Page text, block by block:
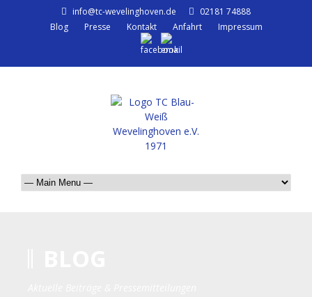
info@tc-wevelinghoven.de
02181 74888
Blog
Presse Kontakt Anfahrt Impressum